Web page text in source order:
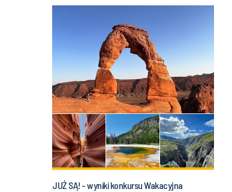
JUŻ SĄ! - wyniki konkursu Wakacyjna